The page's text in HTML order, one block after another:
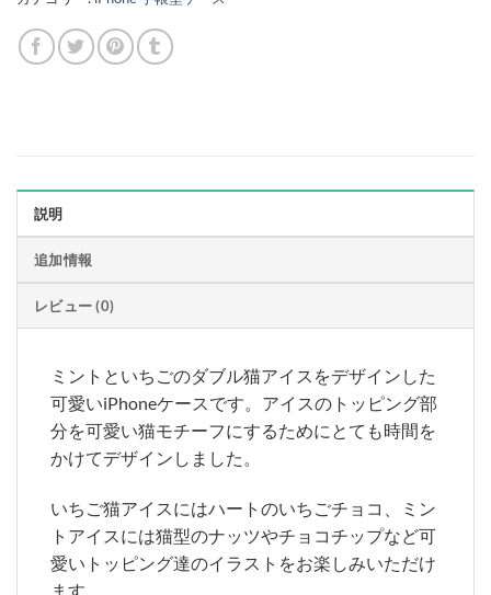
説明
追加情報
レビュー (0)
ミントといちごのダブル猫アイスをデザインした
可愛いiPhoneケースです。アイスのトッピング部
分を可愛い猫モチーフにするためにとても時間を
かけてデザインしました。
いちご猫アイスにはハートのいちごチョコ、ミン
トアイスには猫型のナッツやチョコチップなど可
愛いトッピング達のイラストをお楽しみいただけ
ます。